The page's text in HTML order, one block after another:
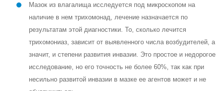
Мазок из влагалища исследуется под микроскопом на
наличие в нем трихомонад, лечение назначается по
результатам этой диагностики. То, сколько лечится
трихомониаз, зависит от выявленного числа возбудителей, а
значит, и степени развития инвазии. Это простое и недорогое
исследование, но его точность не более 60%, так как при
несильно развитой инвазии в мазке ее агентов может и не